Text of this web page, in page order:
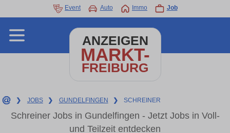
Event Auto Immo Job
ANZEIGEN
MARKT-
FREIBURG
❯ JOBS ❯ GUNDELFINGEN ❯ SCHREINER
Schreiner Jobs in Gundelfingen - Jetzt Jobs in Voll-
und Teilzeit entdecken